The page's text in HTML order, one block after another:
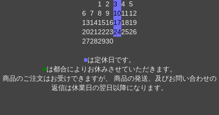
1
2 3 4 5
6 7 8 9 1011 12
13141516171819
2021 2223242526
27282930
■は定休日です。
■は都合によりお休みさせていただきます。
商品のご注文はお受けできますが、 商品の発送、及びお問い合わせの
返信は休業日の翌日以降になります。